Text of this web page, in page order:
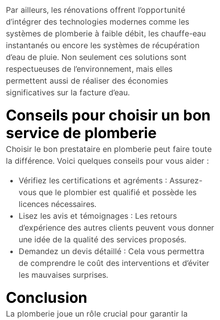
Par ailleurs, les rénovations offrent l’opportunité
d’intégrer des technologies modernes comme les
systèmes de plomberie à faible débit, les chauffe-eau
instantanés ou encore les systèmes de récupération
d’eau de pluie. Non seulement ces solutions sont
respectueuses de l’environnement, mais elles
permettent aussi de réaliser des économies
significatives sur la facture d’eau.
Conseils pour choisir un bon
service de plomberie
Choisir le bon prestataire en plomberie peut faire toute
la différence. Voici quelques conseils pour vous aider :
Vérifiez les certifications et agréments : Assurez-
vous que le plombier est qualifié et possède les
licences nécessaires.
Lisez les avis et témoignages : Les retours
d’expérience des autres clients peuvent vous donner
une idée de la qualité des services proposés.
Demandez un devis détaillé : Cela vous permettra
de comprendre le coût des interventions et d’éviter
les mauvaises surprises.
Conclusion
La plomberie joue un rôle crucial pour garantir la